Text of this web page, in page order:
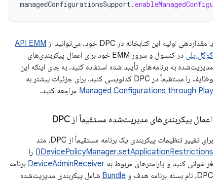
managedConfigurationsSupport.
با مقداردهی اولیه این کتابخانه در DPC خود، می‌توانید از
API EMM
گوگل پلی
در کنسول و سرور EMM خود برای اعمال پیکربندی‌های
مدیریت‌شده به برنامه‌های تأیید شده استفاده کنید، به جای اینکه این
وظایف را مستقیماً در DPC کدنویسی کنید. برای جزئیات بیشتر به
Managed Configurations through Play مراجعه کنید.
اعمال پیکربندی‌های مدیریت‌شده مستقیماً از DPC
برای تغییر تنظیمات پیکربندی یک برنامه مستقیماً از DPC، متد
DevicePolicyManager.setApplicationRestrictions()
را
فراخوانی کنید و پارامترهای مربوط به DeviceAdminReceiver برنامه
DPC، نام بسته برنامه هدف و
Bundle شامل پیکربندی مدیریت‌شده